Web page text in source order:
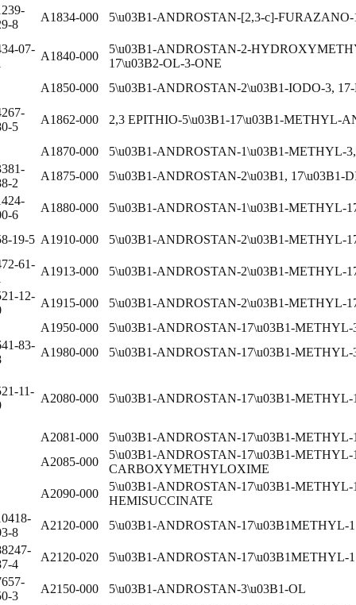
8
A1834-000 5\u03B1-ANDROSTAN-[2,3-c]-
07-
A1840-000
5\u03B1-ANDROSTAN-2-
17\u03B2-OL-3-ONE
A1850-000
5\u03B1-ANDROSTAN-2\u03B1-IODO-3,
5
A1862-000 2,3 EPITHIO-5\u03B1-17\u03B1-METHYL-
A1870-000
5\u03B1-ANDROSTAN-1\u03B1-METHYL-
2
A1875-000
5\u03B1-ANDROSTAN-2\u03B1, 17\u03B1-
6
A1880-000 5\u03B1-ANDROSTAN-1\u03B1-METHYL-
19-5 A1910-000
5\u03B1-ANDROSTAN-2\u03B1-METHYL-
61-
A1913-000
5\u03B1-ANDROSTAN-2\u03B1-METHYL-
12-
A1915-000
5\u03B1-ANDROSTAN-2\u03B1-METHYL-
A1950-000
5\u03B1-ANDROSTAN-17\u03B1-METHYL-
83-
A1980-000 5\u03B1-ANDROSTAN-17\u03B1-METHYL-
11-
A2080-000 5\u03B1-ANDROSTAN-17\u03B1-METHYL-
A2081-000
5\u03B1-ANDROSTAN-17\u03B1-
A2085-000
5\u03B1-ANDROSTAN-17\u03B1-METHYL-
CARBOXYMETHYLOXIME
A2090-000
5\u03B1-ANDROSTAN-17\u03B1-METHYL-
HEMISUCCINATE
8
A2120-000
5\u03B1-ANDROSTAN-17\u03B1METHYL-
4
A2120-020
5\u03B1-ANDROSTAN-17\u03B1METHYL-
3
A2150-000
5\u03B1-ANDROSTAN-3\u03B1-OL